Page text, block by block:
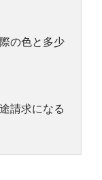
の色と多少
請求になる